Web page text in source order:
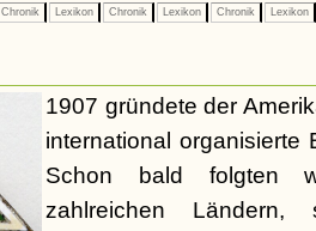
Chronik Lexikon Chronik Lexikon Chronik Lexikon
1907 gründete der
international organisierte
Schon bald folgten
zahlreichen